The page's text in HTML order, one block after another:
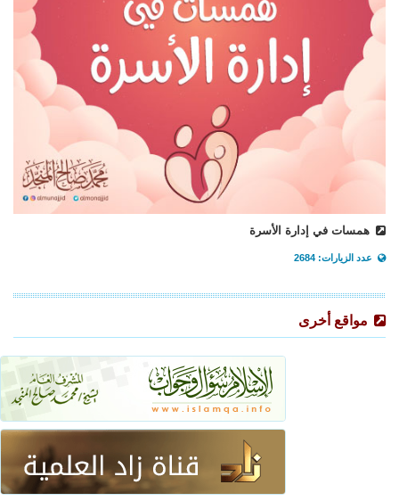
همسات في إدارة الأسرة
عدد الزيارات: 2684
مواقع أخرى